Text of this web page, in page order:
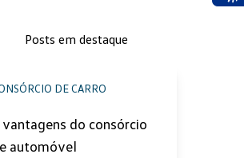
Posts em destaque
DE CARRO
vantagens do consórcio
automóvel